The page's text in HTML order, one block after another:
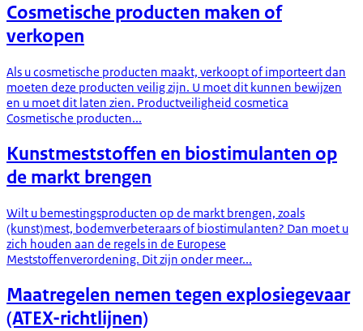
Cosmetische producten maken of
verkopen
Als u cosmetische producten maakt, verkoopt of importeert dan
moeten deze producten veilig zijn. U moet dit kunnen bewijzen
en u moet dit laten zien. Productveiligheid cosmetica
Cosmetische producten...
Kunstmeststoffen en biostimulanten op
de markt brengen
Wilt u bemestingsproducten op de markt brengen, zoals
(kunst)mest, bodemverbeteraars of biostimulanten? Dan moet u
zich houden aan de regels in de Europese
Meststoffenverordening. Dit zijn onder meer...
Maatregelen nemen tegen explosiegevaar
(ATEX-richtlijnen)